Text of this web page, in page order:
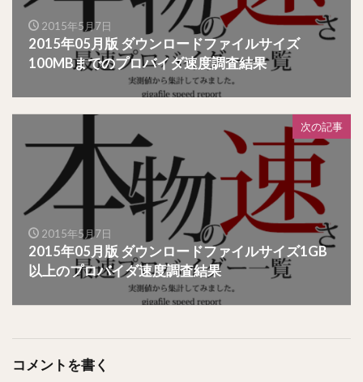
2015年5月7日
2015年05月版 ダウンロードファイルサイズ
100MBまでのプロバイダ速度調査結果
次の記事
2015年5月7日
2015年05月版 ダウンロードファイルサイズ1GB
以上のプロバイダ速度調査結果
コメントを書く